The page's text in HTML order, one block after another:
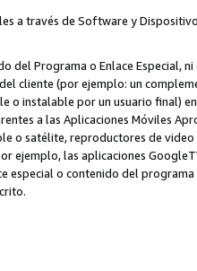
a través de Software y
del Programa o Enlace Especial,
cliente (por ejemplo: un
o instalable por un usuario final)
a las Aplicaciones Móviles
o satélite, reproductores de
ejemplo, las aplicaciones
especial o contenido del